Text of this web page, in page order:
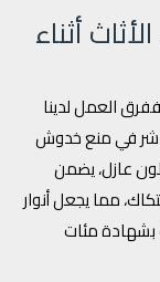
أثناء
العمل لدينا
في منع خدوش
عازل، يضمن
مما يجعل أنوار
بشهادة مئات